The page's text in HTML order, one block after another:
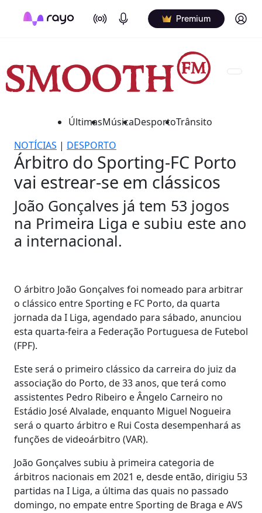
On Air Podcasts Premium Log in
ÚltimasMúsicaDesportoTrânsito
NOTÍCIAS | DESPORTO
Árbitro do Sporting-FC Porto
vai estrear-se em clássicos
João Gonçalves já tem 53 jogos
na Primeira Liga e subiu este ano
a internacional.
O árbitro João Gonçalves foi nomeado para arbitrar
o clássico entre Sporting e FC Porto, da quarta
jornada da I Liga, agendado para sábado, anunciou
esta quarta-feira a Federação Portuguesa de Futebol
(FPF).
Este será o primeiro clássico da carreira do juiz da
associação do Porto, de 33 anos, que terá como
assistentes Pedro Ribeiro e Ângelo Carneiro no
Estádio José Alvalade, enquanto Miguel Nogueira
será o quarto árbitro e Rui Costa desempenhará as
funções de videoárbitro (VAR).
João Gonçalves subiu à primeira categoria de
árbitros nacionais em 2021 e, desde então, dirigiu 53
partidas na I Liga, a última das quais no passado
domingo, no empate entre Sporting de Braga e AVS